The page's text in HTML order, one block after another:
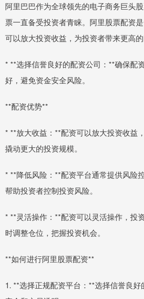
阿里巴巴作为全球领先的电子商务巨头
票一直备受投资者青睐。阿里股票配资
可以放大投资收益，为投资者带来更高的
* **选择信誉良好的配资公司：**确保配
好，避免资金安全风险。
**配资优势**
* **放大收益：**配资可以放大投资收益
撬动更大的投资规模。
* **降低风险：**配资平台通常提供风险
帮助投资者控制投资风险。
* **灵活操作：**配资可以灵活操作，投
时调整仓位，把握投资机会。
**如何进行阿里股票配资**
1. **选择正规配资平台：**选择信誉良